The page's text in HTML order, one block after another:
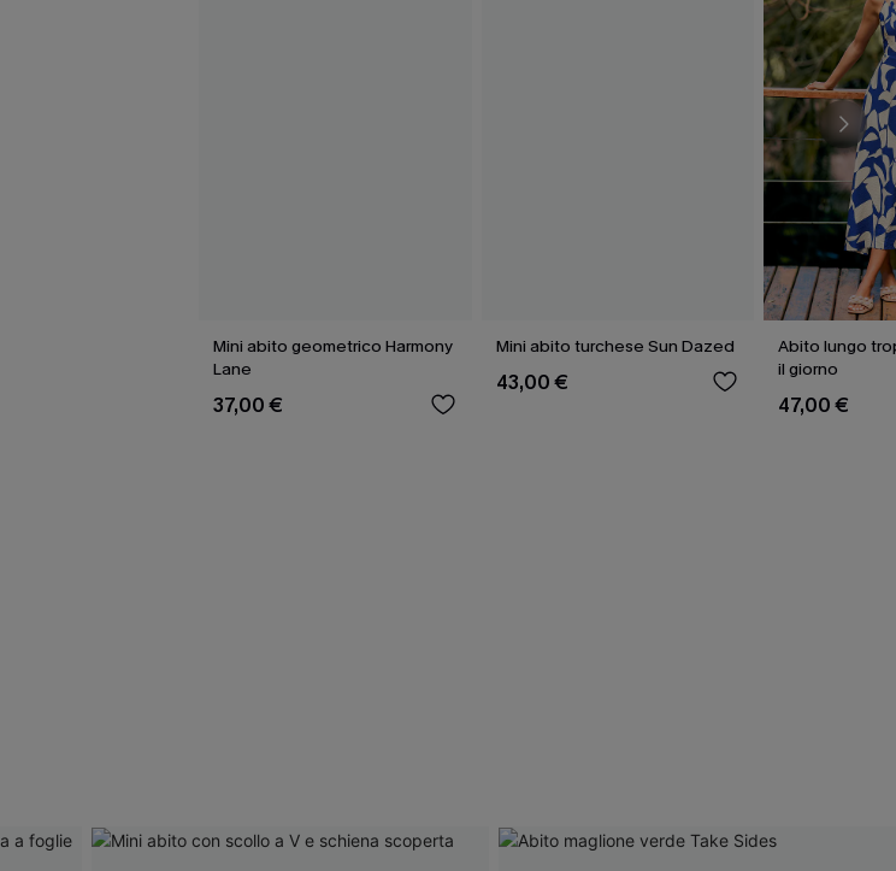
Mini abito geometrico Harmony
Lane
37,00 €
Mini abito turchese Sun Dazed
43,00 €
Abito lungo
il giorno
47,00 €